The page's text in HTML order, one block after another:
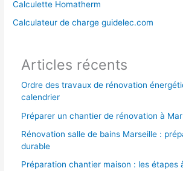
:
Calculette Homatherm
Calculateur de charge guidelec.com
Articles récents
Ordre des travaux de rénovation
calendrier
Préparer un chantier de rénovation à
Rénovation salle de bains Marseille :
durable
Préparation chantier maison : les étapes